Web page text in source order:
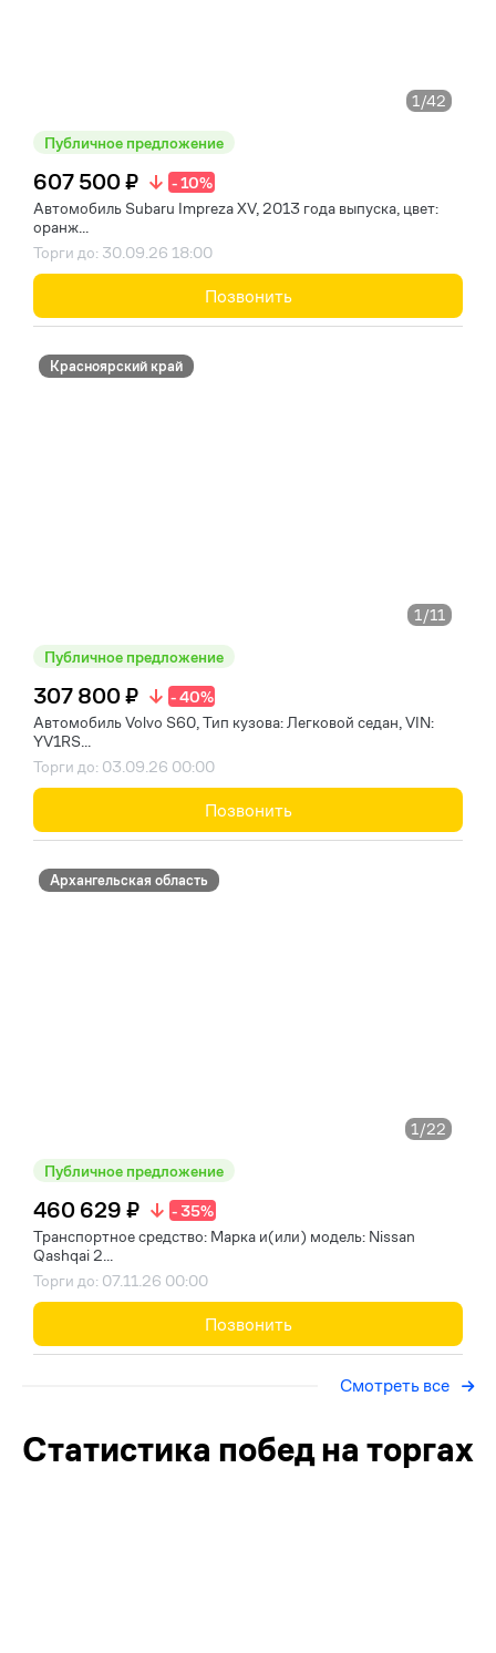
1/42
Публичное предложение
607 500 ₽
- 10%
Автомобиль Subaru Impreza XV, 2013 года выпуска, цвет:
оранж...
Торги до: 30.09.26 18:00
Позвонить
Красноярский край
1/11
Публичное предложение
307 800 ₽
- 40%
Автомобиль Volvo S60, Тип кузова: Легковой седан, VIN:
YV1RS...
Торги до: 03.09.26 00:00
Позвонить
Архангельская область
1/22
Публичное предложение
460 629 ₽
- 35%
Транспортное средство: Марка и(или) модель: Nissan
Qashqai 2...
Торги до: 07.11.26 00:00
Позвонить
Смотреть все
Статистика побед на торгах